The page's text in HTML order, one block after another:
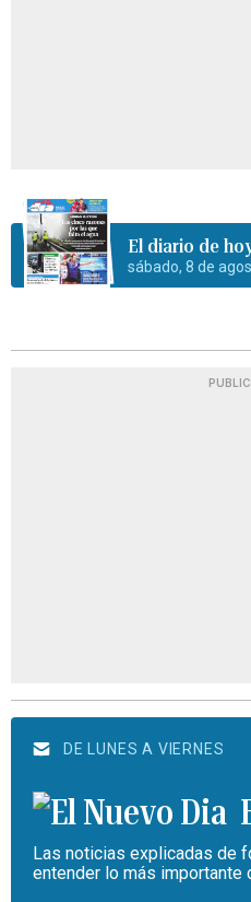
El diario de
sábado, 8 de
DE LUNES A VIERNES
Las noticias explicadas de
entender lo más importante